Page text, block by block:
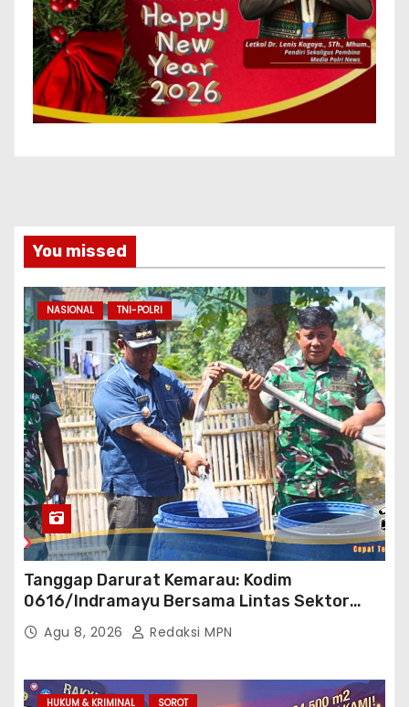
You missed
NASIONAL TNI-POLRI
Tanggap Darurat Kemarau: Kodim
0616/Indramayu Bersama Lintas Sektor
Garap Bantuan Air Bersih Bertahap
Agu 8, 2026 Redaksi MPN
HUKUM & KRIMINAL SOROT